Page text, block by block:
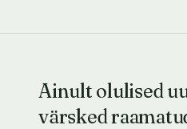
Ainult olulised
värsked